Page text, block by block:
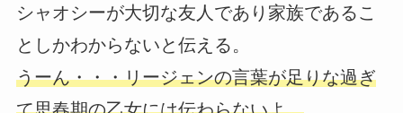
シャオシーが大切な友人であり家族であるこ
としかわからないと伝える。
うーん・・・リージェンの言葉が足りな過ぎ